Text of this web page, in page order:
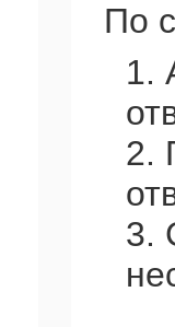
По
1.
2.
3.